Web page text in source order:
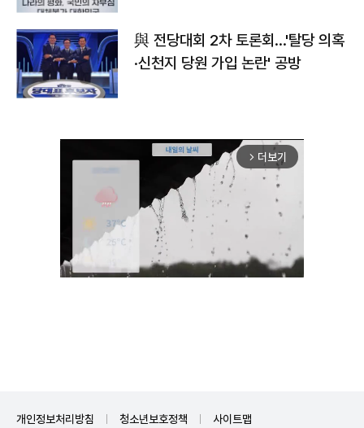
與 전당대회 2차 토론회…'탈당 의혹
·신천지 당원 가입 논란' 공방
arrow_forward_ios 더보기
개인정보처리방침 청소년보호정책 사이트맵